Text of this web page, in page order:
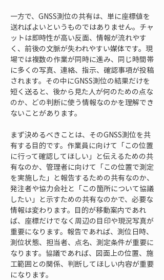
一方で、GNSS測位の共有は、単に座標値を
送ればよいというものではありません。チャ
ットは即時性が高い反面、情報が流れやす
く、前後の文脈が失われやすい媒体です。現
場では複数の作業が同時に進み、同じ時間帯
に多くの写真、連絡、指示、確認事項が投稿
されます。その中にGNSS測位の結果だけを
短く送ると、後から見た人が何のための点な
のか、どの判断に使う情報なのかを理解でき
ないことがあります。
まず決めるべきことは、そのGNSS測位を共
有する目的です。作業員に向けて「この位置
に行って確認してほしい」と伝えるための共
有なのか、管理者に向けて「この位置で測定
を実施した」と報告するための共有なのか、
発注者や協力会社と「この箇所について協議
したい」と示すための共有なのかで、必要な
情報は変わります。目的が移動案内であれ
ば、座標だけでなく周辺の目印や現況写真が
重要になります。報告であれば、測位日時、
測位状態、担当者、点名、測定条件が重要に
なります。協議であれば、図面上の位置、施
工範囲との関係、判断してほしい内容が重要
になります。